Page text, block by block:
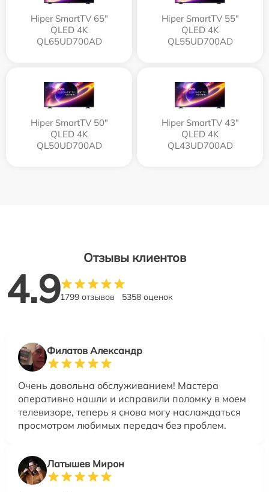
Hiper SmartTV 65"
QLED 4K
QL65UD700AD
Hiper SmartTV 55"
QLED 4K
QL55UD700AD
Hiper SmartTV 50"
QLED 4K
QL50UD700AD
Hiper SmartTV 43"
QLED 4K
QL43UD700AD
Отзывы клиентов
4.91799 отзывов 5358 оценок
Филатов Александр
Очень довольна обслуживанием! Мастера
оперативно нашли и исправили поломку в моем
телевизоре, теперь я снова могу наслаждаться
просмотром любимых передач без проблем.
Латышев Мирон